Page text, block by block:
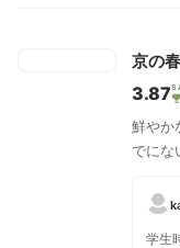
京の
3.87
鮮やか
でにな
まな飲
学生